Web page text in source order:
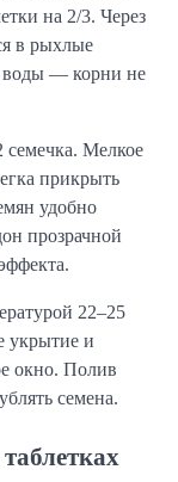
на 2/3. Через
в рыхлые
воды — корни не
семечка. Мелкое
прикрыть
удобно
прозрачной
22–25
укрытие и
окно. Полив
семена.